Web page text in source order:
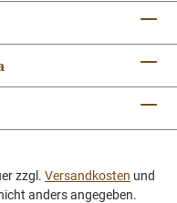
zzgl. Versandkosten und
anders angegeben.